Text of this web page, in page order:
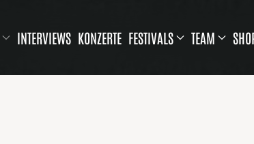
INTERVIEWS KONZERTE FESTIVALS TEAM